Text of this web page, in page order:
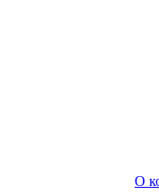
О